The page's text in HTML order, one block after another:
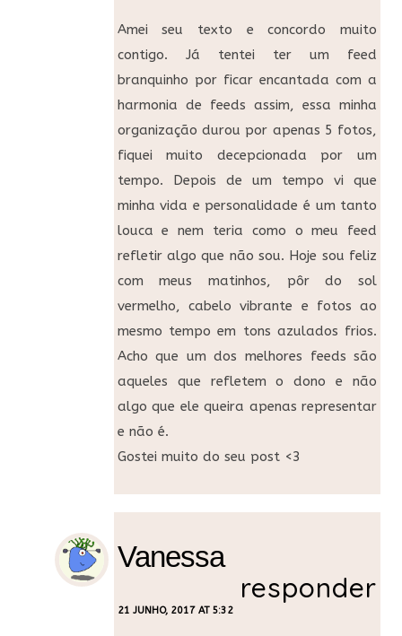
Amei seu texto e concordo muito
contigo. Já tentei ter um feed
branquinho por ficar encantada com a
harmonia de feeds assim, essa minha
organização durou por apenas 5 fotos,
fiquei muito decepcionada por um
tempo. Depois de um tempo vi que
minha vida e personalidade é um tanto
louca e nem teria como o meu feed
refletir algo que não sou. Hoje sou feliz
com meus matinhos, pôr do sol
vermelho, cabelo vibrante e fotos ao
mesmo tempo em tons azulados frios.
Acho que um dos melhores feeds são
aqueles que refletem o dono e não
algo que ele queira apenas representar
e não é.
Gostei muito do seu post <3
Vanessa
21 JUNHO, 2017 AT 5:32
responder